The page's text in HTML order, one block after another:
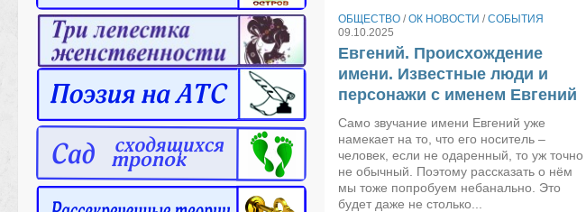
ОБЩЕСТВО /ОК НОВОСТИ /СОБЫТИЯ
09.10.2025
Евгений. Происхождение
имени. Известные люди и
персонажи с именем Евгений
Само звучание имени Евгений уже
намекает на то, что его носитель –
человек, если не одаренный, то уж точно
не обычный. Поэтому рассказать о нём
мы тоже попробуем небанально. Это
будет даже не столько...